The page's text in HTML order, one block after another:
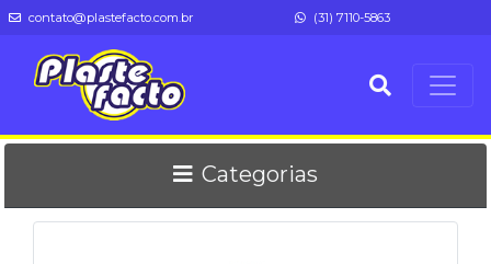
contato@plastefacto.com.br (31) 7110-5863
Categorias